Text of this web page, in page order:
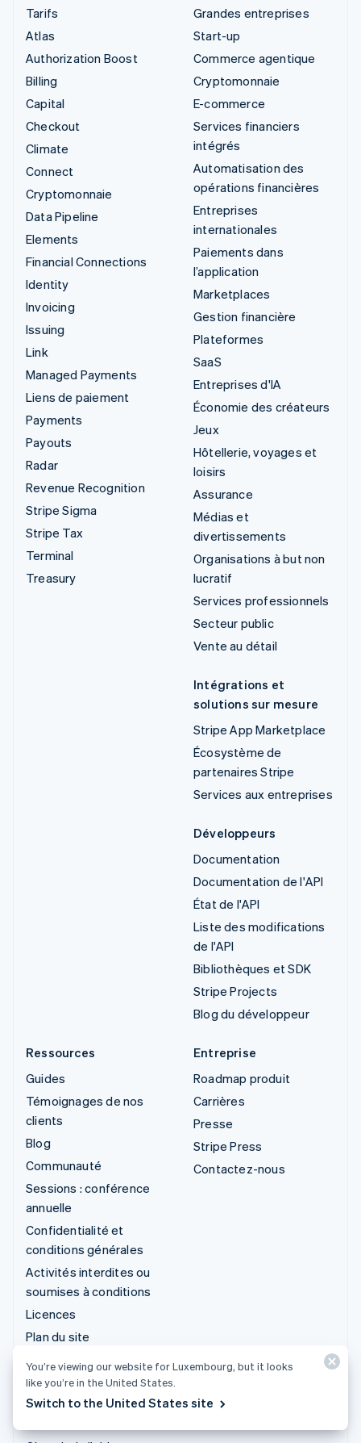
Tarifs
Atlas
Authorization Boost
Billing
Capital
Checkout
Climate
Connect
Cryptomonnaie
Data Pipeline
Elements
Financial Connections
Identity
Invoicing
Issuing
Link
Managed Payments
Liens de paiement
Payments
Payouts
Radar
Revenue Recognition
Stripe Sigma
Stripe Tax
Terminal
Treasury
Grandes entreprises
Start-up
Commerce agentique
Cryptomonnaie
E-commerce
Services financiers
intégrés
Automatisation des
opérations financières
Entreprises
internationales
Paiements dans
l’application
Marketplaces
Gestion financière
Plateformes
SaaS
Entreprises d'IA
Économie des créateurs
Jeux
Hôtellerie, voyages et
loisirs
Assurance
Médias et
divertissements
Organisations à but non
lucratif
Services professionnels
Secteur public
Vente au détail
Intégrations et
solutions sur mesure
Stripe App Marketplace
Écosystème de
partenaires Stripe
Services aux entreprises
Développeurs
Documentation
Documentation de l'API
État de l'API
Liste des modifications
de l'API
Bibliothèques et SDK
Stripe Projects
Blog du développeur
Ressources
Guides
Témoignages de nos
clients
Blog
Communauté
Sessions : conférence
annuelle
Confidentialité et
conditions générales
Activités interdites ou
soumises à conditions
Licences
Plan du site
Plus de ressources
Entreprise
Roadmap produit
Carrières
Presse
Stripe Press
Contactez-nous
You’re viewing our website for Luxembourg, but it looks
like you’re in the United States.
Switch to the United States site